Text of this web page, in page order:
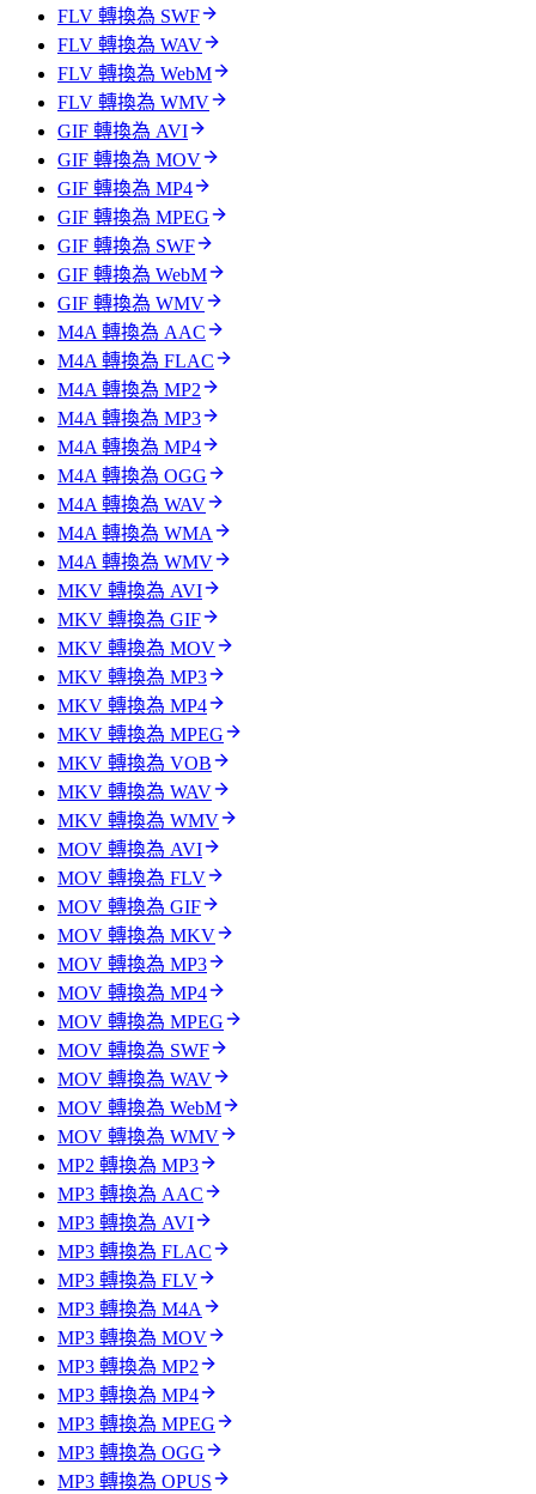
FLV 轉換為 SWF
FLV 轉換為 WAV
FLV 轉換為 WebM
FLV 轉換為 WMV
GIF 轉換為 AVI
GIF 轉換為 MOV
GIF 轉換為 MP4
GIF 轉換為 MPEG
GIF 轉換為 SWF
GIF 轉換為 WebM
GIF 轉換為 WMV
M4A 轉換為 AAC
M4A 轉換為 FLAC
M4A 轉換為 MP2
M4A 轉換為 MP3
M4A 轉換為 MP4
M4A 轉換為 OGG
M4A 轉換為 WAV
M4A 轉換為 WMA
M4A 轉換為 WMV
MKV 轉換為 AVI
MKV 轉換為 GIF
MKV 轉換為 MOV
MKV 轉換為 MP3
MKV 轉換為 MP4
MKV 轉換為 MPEG
MKV 轉換為 VOB
MKV 轉換為 WAV
MKV 轉換為 WMV
MOV 轉換為 AVI
MOV 轉換為 FLV
MOV 轉換為 GIF
MOV 轉換為 MKV
MOV 轉換為 MP3
MOV 轉換為 MP4
MOV 轉換為 MPEG
MOV 轉換為 SWF
MOV 轉換為 WAV
MOV 轉換為 WebM
MOV 轉換為 WMV
MP2 轉換為 MP3
MP3 轉換為 AAC
MP3 轉換為 AVI
MP3 轉換為 FLAC
MP3 轉換為 FLV
MP3 轉換為 M4A
MP3 轉換為 MOV
MP3 轉換為 MP2
MP3 轉換為 MP4
MP3 轉換為 MPEG
MP3 轉換為 OGG
MP3 轉換為 OPUS